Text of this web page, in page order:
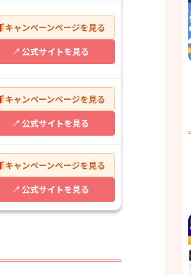
キャンペーンページを見る
公式サイトを見る
キャンペーンページを見る
公式サイトを見る
キャンペーンページを見る
公式サイトを見る